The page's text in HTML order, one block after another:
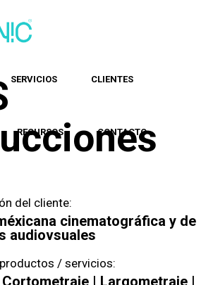
SERVICIOS CLIENTES
RECURSOS CONTACTO
del cliente:
cinematográfica y de
audiovsuales
/ servicios:
| Largometraje |